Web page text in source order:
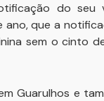
do seu
que a
sem o cinto
Guarulhos e